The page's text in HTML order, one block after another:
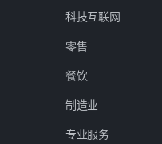
科技互联网
零售
餐饮
制造业
专业服务